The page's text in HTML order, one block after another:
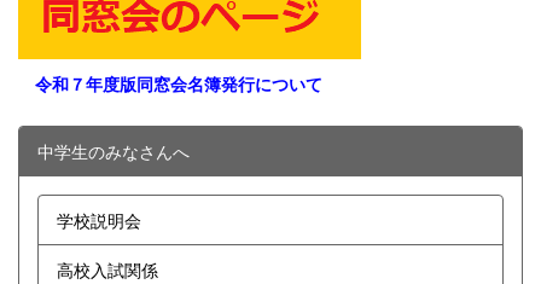
令和７年度版同窓会名簿発行について
中学生のみなさんへ
学校説明会
高校入試関係